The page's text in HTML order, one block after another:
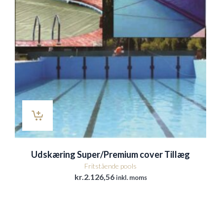
Udskæring Super/Premium cover Tillæg
Fritstående pools
kr. 2.126,56 inkl. moms